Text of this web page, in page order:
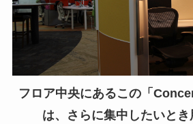
フロア中央にあるこの「
は、さらに集中したいと